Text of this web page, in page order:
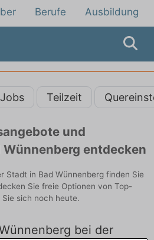
Berufe Ausbildung
Teilzeit
und
entdecken
Stadt in Bad Wünnenberg finden Sie
Sie freie Optionen von Top-
sich noch heute.
bei der